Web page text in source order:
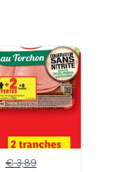
€ 3,89